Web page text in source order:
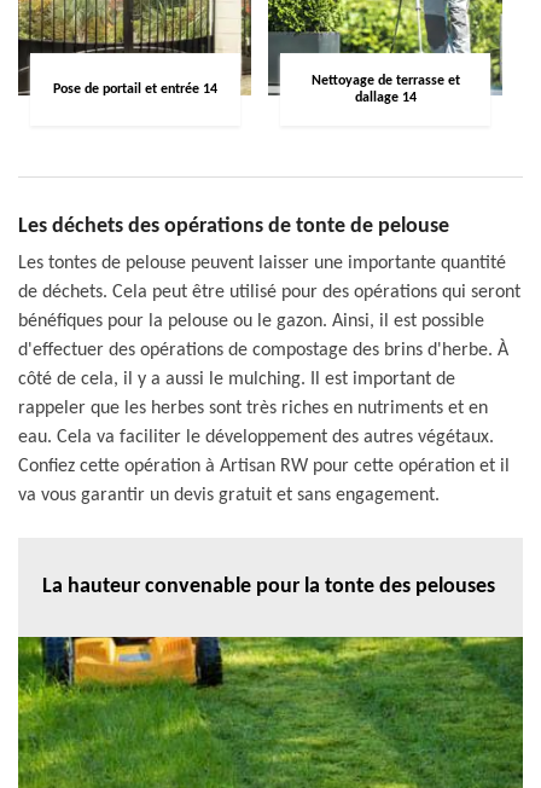
Pose de portail et entrée 14
Nettoyage de terrasse et
dallage 14
Les déchets des opérations de tonte de pelouse
Les tontes de pelouse peuvent laisser une importante quantité
de déchets. Cela peut être utilisé pour des opérations qui seront
bénéfiques pour la pelouse ou le gazon. Ainsi, il est possible
d'effectuer des opérations de compostage des brins d'herbe. À
côté de cela, il y a aussi le mulching. Il est important de
rappeler que les herbes sont très riches en nutriments et en
eau. Cela va faciliter le développement des autres végétaux.
Confiez cette opération à Artisan RW pour cette opération et il
va vous garantir un devis gratuit et sans engagement.
La hauteur convenable pour la tonte des pelouses